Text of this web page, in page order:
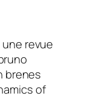
revue
brenes
of